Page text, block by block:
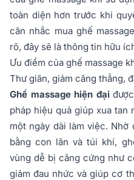
toàn diện hơn trước khi
cân nhắc mua ghế
rõ, đây sẽ là thông tin hữu
Ưu điểm của ghế massage
Thư giãn, giảm căng thẳng,
Ghế massage hiện đại
pháp hiệu quả giúp xua tan
một ngày dài làm việc. Nhờ
bằng con lăn và túi khí,
vùng dễ bị căng cứng như
giảm đau nhức và giúp cơ